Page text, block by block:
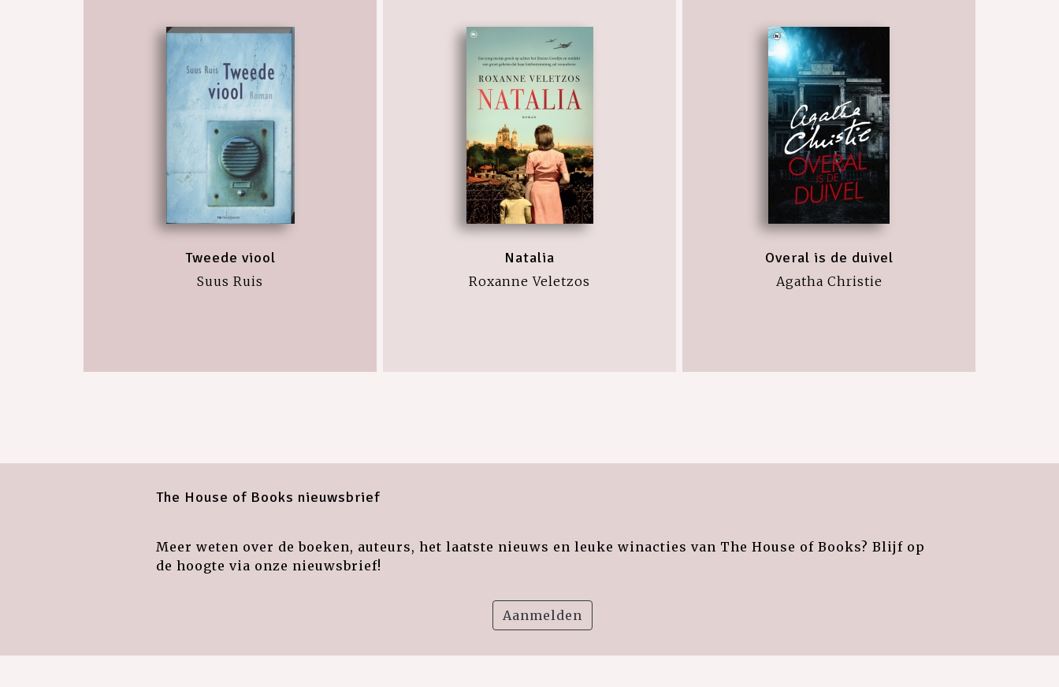
Tweede viool
Suus Ruis
Natalia
Roxanne Veletzos
Overal is de duivel
Agatha Christie
The House of Books nieuwsbrief
Meer weten over de boeken, auteurs, het laatste nieuws en leuke winacties van The House of Books? Blijf op
de hoogte via onze nieuwsbrief!
Aanmelden